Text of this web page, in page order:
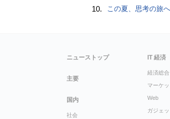
10. この夏、思考の旅へ誘う──編集
ニューストップ
主要
国内
社会
IT 経済
経済総合
マーケッ
Web
ガジェッ